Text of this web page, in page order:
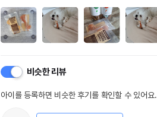
비슷한 리뷰
아이를 등록하면 비슷한 후기를 확인할 수 있어요.